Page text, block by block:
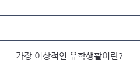
가장 이상적인 유학생활이란?